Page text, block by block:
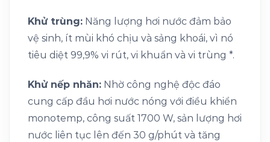
Khử trùng: Năng lượng hơi nước đảm bảo
vệ sinh, ít mùi khó chịu và sảng khoái, vì nó
tiêu diệt 99,9% vi rút, vi khuẩn và vi trùng *.
Khử nếp nhăn: Nhờ công nghệ độc đáo
cung cấp đầu hơi nước nóng với điều khiển
monotemp, công suất 1700 W, sản lượng hơi
nước liên tục lên đến 30 g/phút và tăng